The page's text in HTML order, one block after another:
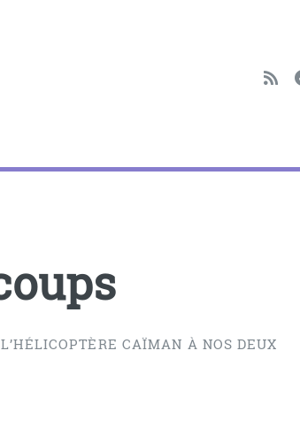
CAÏMAN À NOS DEUX